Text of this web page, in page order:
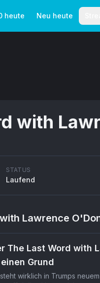
heute Neu heute
with
STATUS
Laufend
Lawrence
The Last Word with
Grund
wirklich in Trumps
Richtlinien